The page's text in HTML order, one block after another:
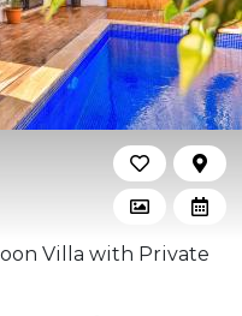
Villa with Private